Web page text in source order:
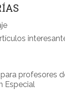
profesores
Especial